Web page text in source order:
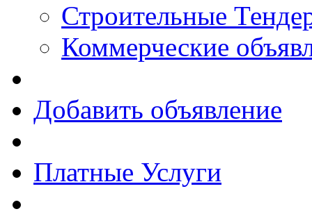
Строительные
Коммерческие
Добавить объявление
Платные Услуги